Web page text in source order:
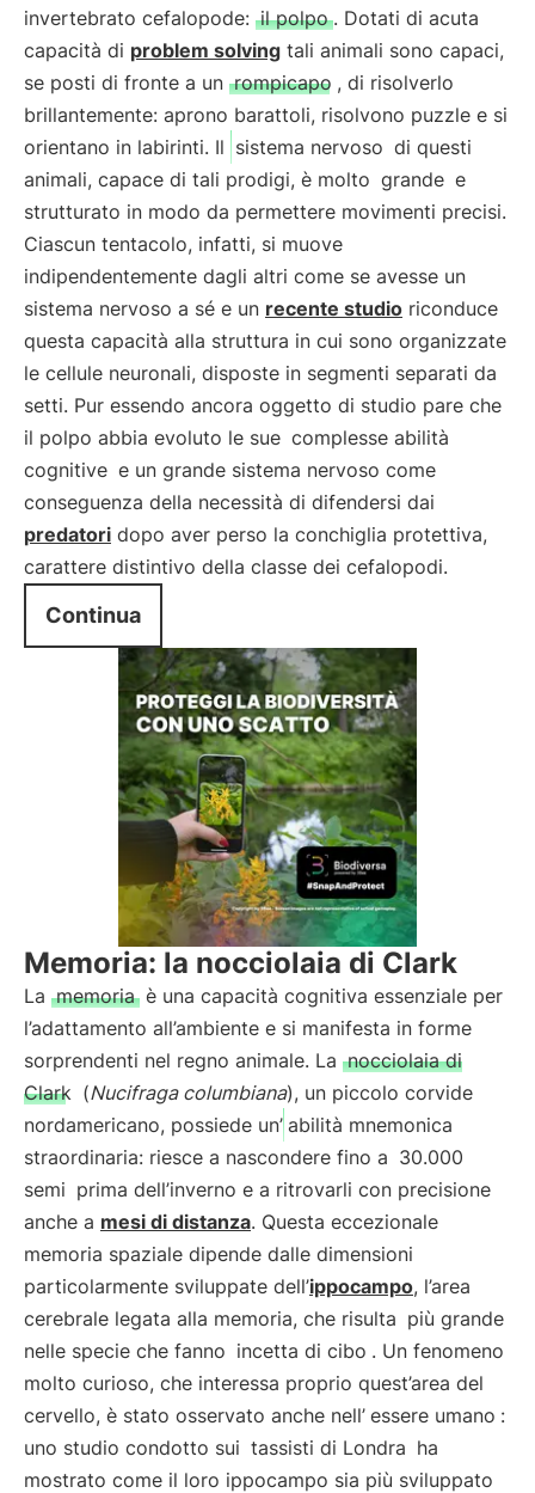
invertebrato cefalopode: il polpo . Dotati di acuta
capacità di problem solving tali animali sono capaci,
se posti di fronte a un rompicapo , di risolverlo
brillantemente: aprono barattoli, risolvono puzzle e si
orientano in labirinti. Il sistema nervoso di questi
animali, capace di tali prodigi, è molto grande e
strutturato in modo da permettere movimenti precisi.
Ciascun tentacolo, infatti, si muove
indipendentemente dagli altri come se avesse un
sistema nervoso a sé e un recente studio riconduce
questa capacità alla struttura in cui sono organizzate
le cellule neuronali, disposte in segmenti separati da
setti. Pur essendo ancora oggetto di studio pare che
il polpo abbia evoluto le sue complesse abilità
cognitive e un grande sistema nervoso come
conseguenza della necessità di difendersi dai
predatori dopo aver perso la conchiglia protettiva,
carattere distintivo della classe dei cefalopodi.
Continua
Memoria: la nocciolaia di Clark
La memoria è una capacità cognitiva essenziale per
l’adattamento all’ambiente e si manifesta in forme
sorprendenti nel regno animale. La nocciolaia di
Clark (Nucifraga columbiana), un piccolo corvide
nordamericano, possiede un’ abilità mnemonica
straordinaria: riesce a nascondere fino a 30.000
semi prima dell’inverno e a ritrovarli con precisione
anche a mesi di distanza. Questa eccezionale
memoria spaziale dipende dalle dimensioni
particolarmente sviluppate dell’ippocampo, l’area
cerebrale legata alla memoria, che risulta più grande
nelle specie che fanno incetta di cibo . Un fenomeno
molto curioso, che interessa proprio quest’area del
cervello, è stato osservato anche nell’ essere umano :
uno studio condotto sui tassisti di Londra ha
mostrato come il loro ippocampo sia più sviluppato